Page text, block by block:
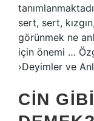
sert, sert,
görünmek ne
için önemi …
›Deyimler ve
CIN